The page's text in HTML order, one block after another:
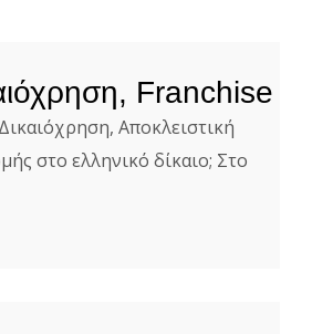
Franchise
Αποκλειστική
στο ελληνικό δίκαιο; Στο